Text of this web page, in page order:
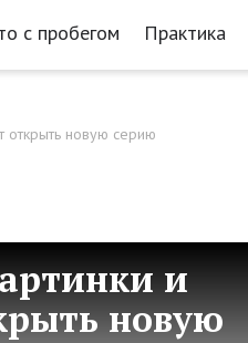
с пробегом Практика
открыть новую серию
и
новую